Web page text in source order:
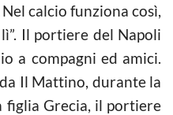
calcio funziona così,
Il portiere del Napoli
a compagni ed amici.
Il Mattino, durante la
figlia Grecia, il portiere